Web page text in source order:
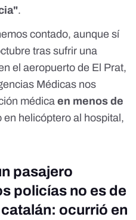
.
contado, aunque sí
tras sufrir una
el aeropuerto de El Prat,
Médicas nos
médica en menos de
en helicóptero al hospital,
pasajero
policías no es de
ocurrió en